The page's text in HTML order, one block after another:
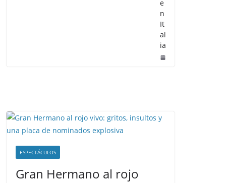
e
n
It
al
ia
ESPECTÁCULOS
Gran Hermano al rojo